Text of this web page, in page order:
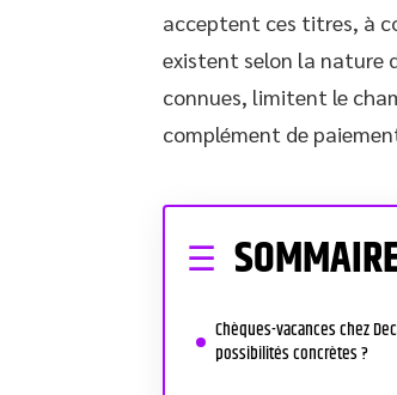
acceptent ces titres, à
existent selon la nature
connues, limitent le
complément de
Chèques-vacances chez
possibilités concrètes ?